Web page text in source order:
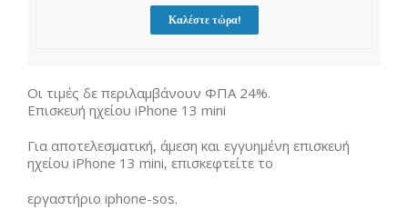
Καλέστε τώρα!
Οι τιμές δε περιλαμβάνουν ΦΠΑ 24%.
Επισκευή ηχείου iPhone 13 mini
Για αποτελεσματική, άμεση και εγγυημένη επισκευή
ηχείου iPhone 13 mini, επισκεφτείτε το
εργαστήριο iphone-sos.